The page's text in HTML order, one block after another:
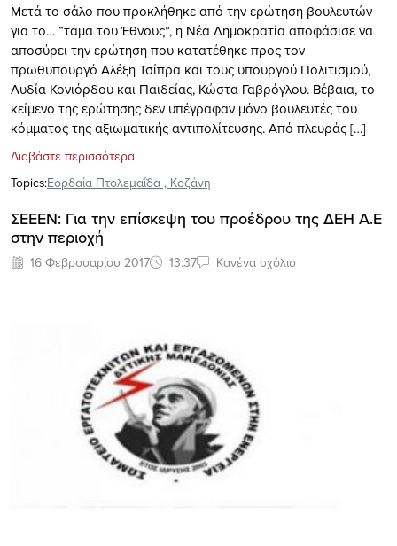
Μετά το σάλο που προκλήθηκε από την ερώτηση βουλευτών
για το… “τάμα του Έθνους”, η Νέα Δημοκρατία αποφάσισε να
αποσύρει την ερώτηση που κατατέθηκε προς τον
πρωθυπουργό Αλέξη Τσίπρα και τους υπουργού Πολιτισμού,
Λυδία Κονιόρδου και Παιδείας, Κώστα Γαβρόγλου. Βέβαια, το
κείμενο της ερώτησης δεν υπέγραφαν μόνο βουλευτές του
κόμματος της αξιωματικής αντιπολίτευσης. Από πλευράς […]
Διαβάστε περισσότερα
Topics:Εορδαία Πτολεμαΐδα , Κοζάνη
ΣΕΕΕΝ: Για την επίσκεψη του προέδρου της ΔΕΗ Α.Ε
στην περιοχή
16 Φεβρουαρίου 2017 13:37 Κανένα σχόλιο